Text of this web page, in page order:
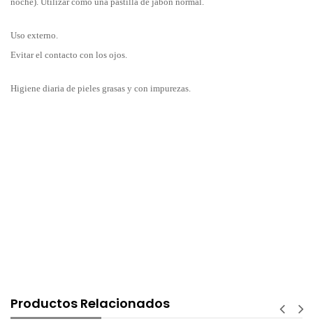
Uso externo.
Evitar el contacto con los ojos.
Higiene diaria de pieles grasas y con impurezas.
Productos Relacionados